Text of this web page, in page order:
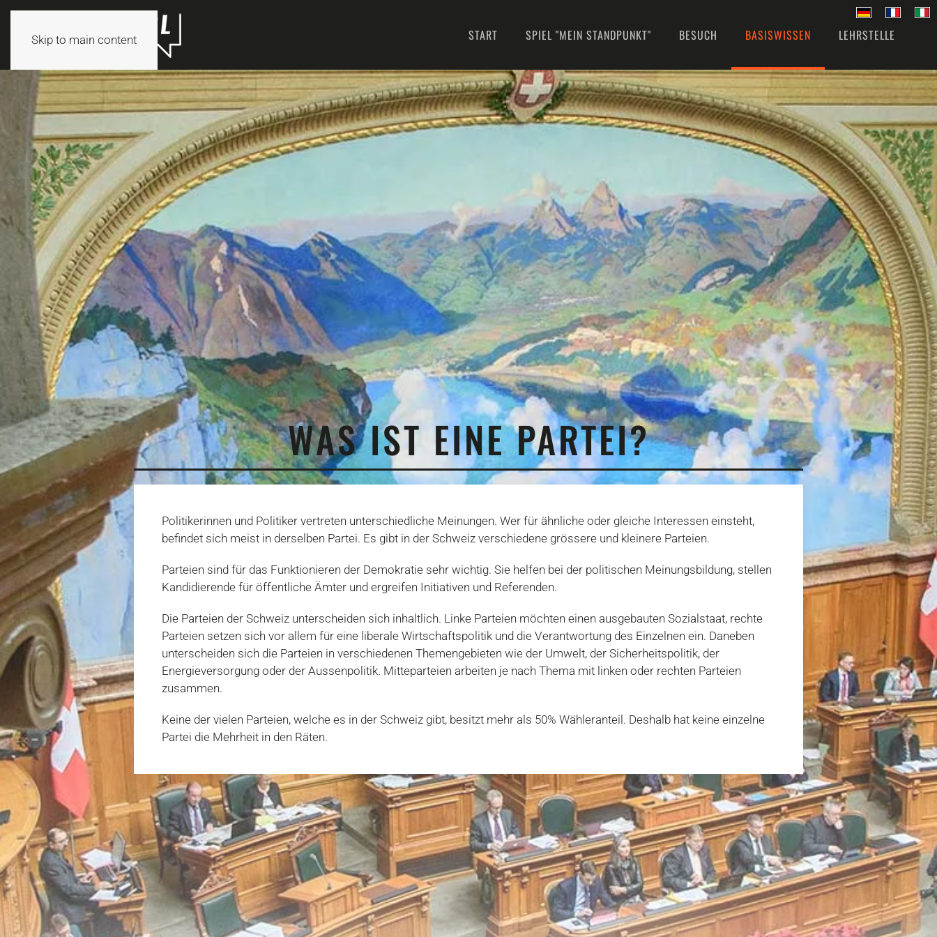
Skip to main content START SPIEL "MEIN STANDPUNKT" BESUCH BASISWISSEN LEHRSTELLE
WAS IST EINE PARTEI?
Politikerinnen und Politiker vertreten unterschiedliche Meinungen. Wer für ähnliche oder gleiche Interessen einsteht,
befindet sich meist in derselben Partei. Es gibt in der Schweiz verschiedene grössere und kleinere Parteien.
Parteien sind für das Funktionieren der Demokratie sehr wichtig. Sie helfen bei der politischen Meinungsbildung, stellen
Kandidierende für öffentliche Ämter und ergreifen Initiativen und Referenden.
Die Parteien der Schweiz unterscheiden sich inhaltlich. Linke Parteien möchten einen ausgebauten Sozialstaat, rechte
Parteien setzen sich vor allem für eine liberale Wirtschaftspolitik und die Verantwortung des Einzelnen ein. Daneben
unterscheiden sich die Parteien in verschiedenen Themengebieten wie der Umwelt, der Sicherheitspolitik, der
Energieversorgung oder der Aussenpolitik. Mitteparteien arbeiten je nach Thema mit linken oder rechten Parteien
zusammen.
Keine der vielen Parteien, welche es in der Schweiz gibt, besitzt mehr als 50% Wähleranteil. Deshalb hat keine einzelne
Partei die Mehrheit in den Räten.